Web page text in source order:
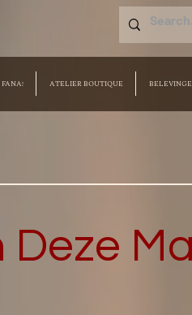
FANA! ATELIER BOUTIQUE
Deze